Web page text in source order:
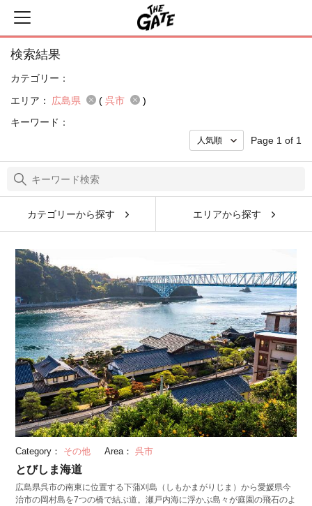
検索結果
カテゴリー：
エリア：
広島県 ( 呉市
)
キーワード：
Page 1 of 1
カテゴリーから探す エリアから探す
Category： その他 Area： 呉市
とびしま海道
広島県呉市の南東に位置する下蒲刈島（しもかまがりじま）から愛媛県今
治市の岡村島を7つの橋で結ぶ道。瀬戸内海に浮かぶ島々が庭園の飛石のよ